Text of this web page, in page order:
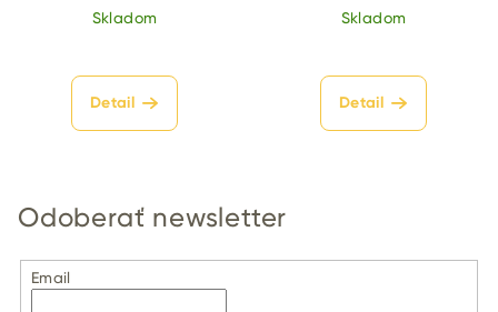
Skladom
Detail
Skladom
Detail
Odoberať newsletter
Email